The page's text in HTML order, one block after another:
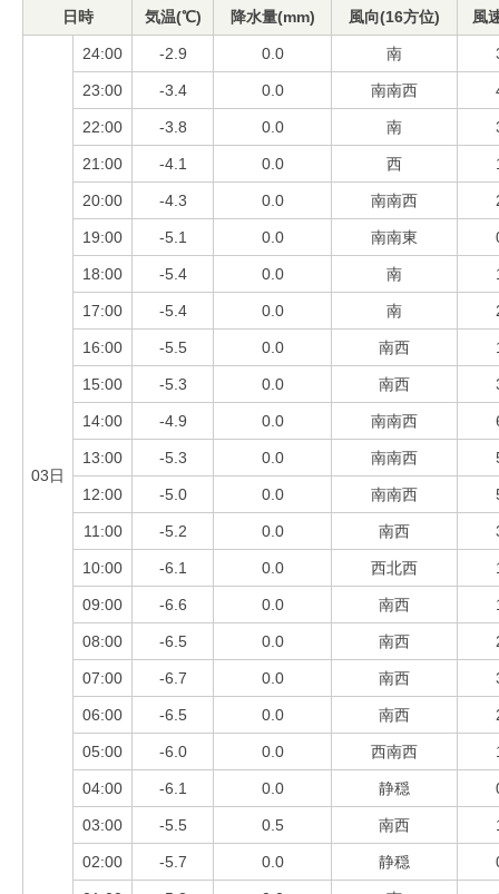
日時 気温(℃) 降水量(mm) 風向(16方位) 風
03日
24:00 -2.9 0.0 南
23:00 -3.4 0.0 南南西
22:00 -3.8 0.0 南
21:00 -4.1 0.0 西
20:00 -4.3 0.0 南南西
19:00 -5.1 0.0 南南東
18:00 -5.4 0.0 南
17:00 -5.4 0.0 南
16:00 -5.5 0.0 南西
15:00 -5.3 0.0 南西
14:00 -4.9 0.0 南南西
13:00 -5.3 0.0 南南西
12:00 -5.0 0.0 南南西
11:00 -5.2 0.0 南西
10:00 -6.1 0.0 西北西
09:00 -6.6 0.0 南西
08:00 -6.5 0.0 南西
07:00 -6.7 0.0 南西
06:00 -6.5 0.0 南西
05:00 -6.0 0.0 西南西
04:00 -6.1 0.0 静穏
03:00 -5.5 0.5 南西
02:00 -5.7 0.0 静穏